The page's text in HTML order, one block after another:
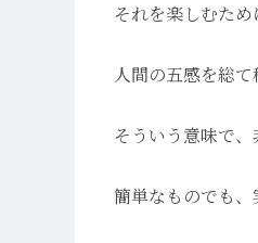
それを楽しむため
人間の五感を総
そういう意味で、
簡単なものでも、